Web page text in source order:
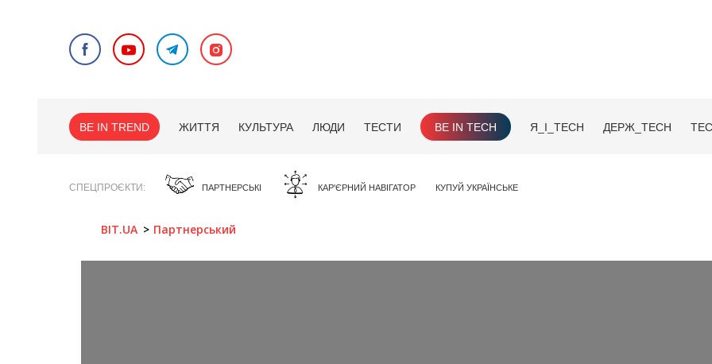
BE IN TREND ЖИТТЯ КУЛЬТУРА ЛЮДИ ТЕСТИ BE IN TECH Я_І_TECH ДЕРЖ_TECH
СПЕЦПРОЄКТИ ПАРТНЕРСЬКІ КАР'ЄРНИЙ НАВІГАТОР КУПУЙ УКРАЇНСЬКЕ
BIT.UA Партнерський